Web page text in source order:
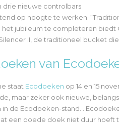
nieuwe controlbars
op hoogte te werken.
het jubileum te completeren biedt
II, de traditioneel bucket
van
staat Ecodoeken op 14 en 15
maar zeker ook nieuwe,
de Ecodoeken-stand. .
een goede doek niet duur hoeft